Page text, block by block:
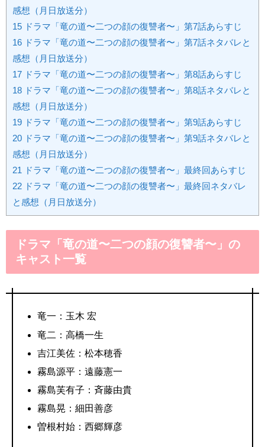
感想（月日放送分）
15 ドラマ「竜の道〜二つの顔の復讐者〜」第7話あらすじ
16 ドラマ「竜の道〜二つの顔の復讐者〜」第7話ネタバレと
感想（月日放送分）
17 ドラマ「竜の道〜二つの顔の復讐者〜」第8話あらすじ
18 ドラマ「竜の道〜二つの顔の復讐者〜」第8話ネタバレと
感想（月日放送分）
19 ドラマ「竜の道〜二つの顔の復讐者〜」第9話あらすじ
20 ドラマ「竜の道〜二つの顔の復讐者〜」第9話ネタバレと
感想（月日放送分）
21 ドラマ「竜の道〜二つの顔の復讐者〜」最終回あらすじ
22 ドラマ「竜の道〜二つの顔の復讐者〜」最終回ネタバレ
と感想（月日放送分）
ドラマ「竜の道〜二つの顔の復讐者〜」の
キャスト一覧
竜一：玉木 宏
竜二：高橋一生
吉江美佐：松本穂香
霧島源平：遠藤憲一
霧島芙有子：斉藤由貴
霧島晃：細田善彦
曽根村始：西郷輝彦